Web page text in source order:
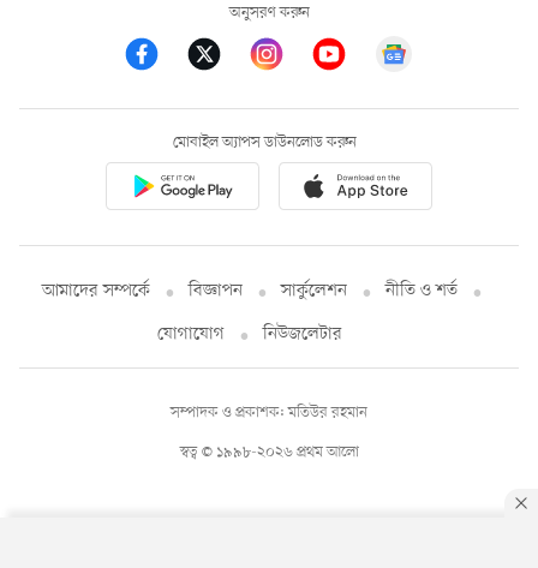
অনুসরণ করুন
মোবাইল অ্যাপস ডাউনলোড করুন
আমাদের সম্পর্কে বিজ্ঞাপন সার্কুলেশন
নীতি ও শর্ত
যোগাযোগ
নিউজলেটার
স্বত্ব © ১৯৯৮-২০২৬ প্রথম আলো
সম্পাদক ও প্রকাশক: মতিউর রহমান